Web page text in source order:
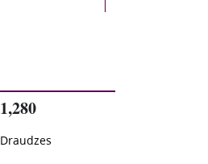
1,280
Draudzes